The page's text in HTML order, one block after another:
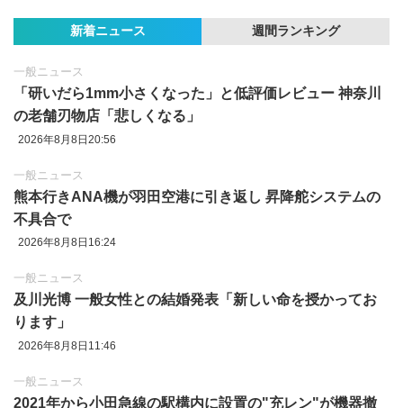
新着ニュース 週間ランキング
一般ニュース
「研いだら1mm小さくなった」と低評価レビュー 神奈川
の老舗刃物店「悲しくなる」
2026年8月8日20:56
一般ニュース
熊本行きANA機が羽田空港に引き返し 昇降舵システムの
不具合で
2026年8月8日16:24
一般ニュース
及川光博 一般女性との結婚発表「新しい命を授かってお
ります」
2026年8月8日11:46
一般ニュース
2021年から小田急線の駅構内に設置の"充レン"が機器撤